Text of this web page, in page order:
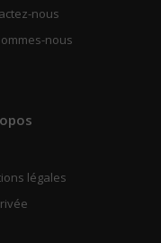
nous
nous
légales